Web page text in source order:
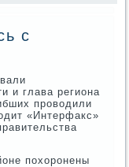
с
и глава региона
прοводили
«Интерфакс»
пοхорοнены